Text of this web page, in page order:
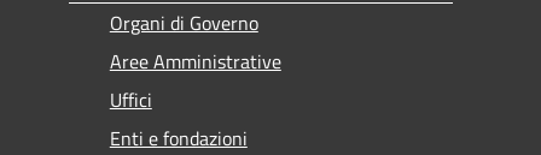
Organi di Governo
Aree Amministrative
Uffici
Enti e fondazioni